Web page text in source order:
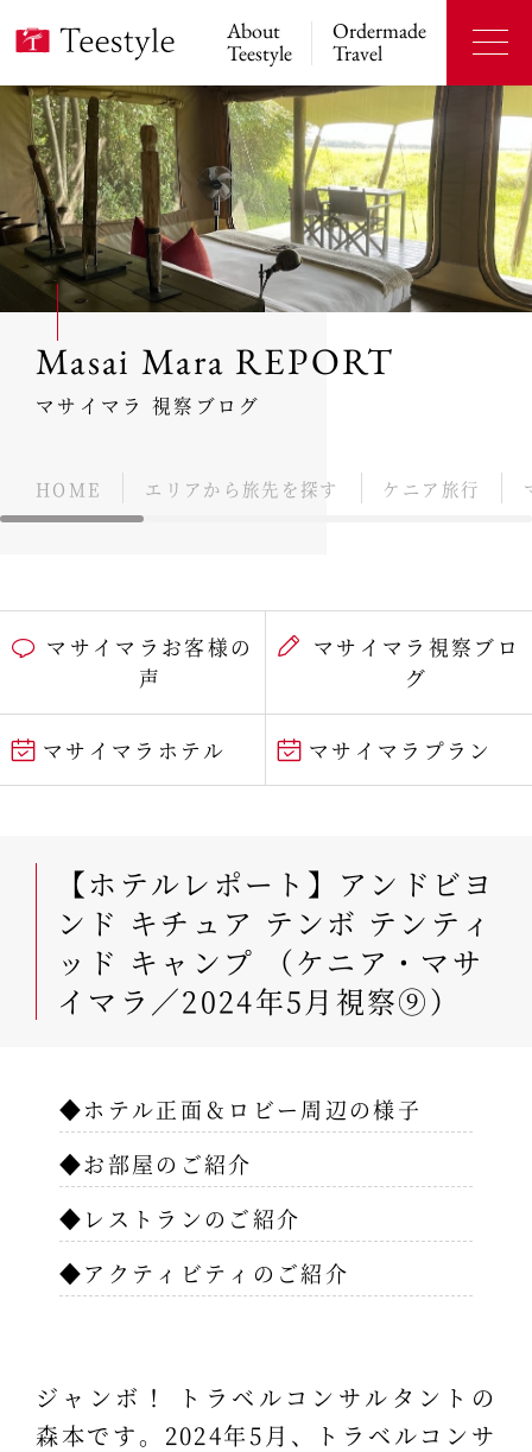
About
Teestyle
Ordermade
Travel
Masai Mara REPORT
マサイマラ 視察ブログ
HOME エリアから旅先を探す ケニア旅行
マサイマラお客様の
声
マサイマラ視察ブロ
グ
マサイマラホテル マサイマラプラン
【ホテルレポート】アンドビヨ
ンド キチュア テンボ テンティ
ッド キャンプ （ケニア・マサ
イマラ／2024年5月視察⑨）
◆ホテル正面＆ロビー周辺の様子
◆お部屋のご紹介
◆レストランのご紹介
◆アクティビティのご紹介
ジャンボ！ トラベルコンサルタントの
森本です。2024年5月、トラベルコンサ